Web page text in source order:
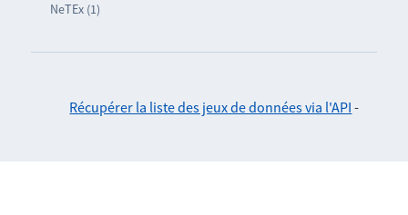
NeTEx (1)
Récupérer la liste des jeux de données via l'API -